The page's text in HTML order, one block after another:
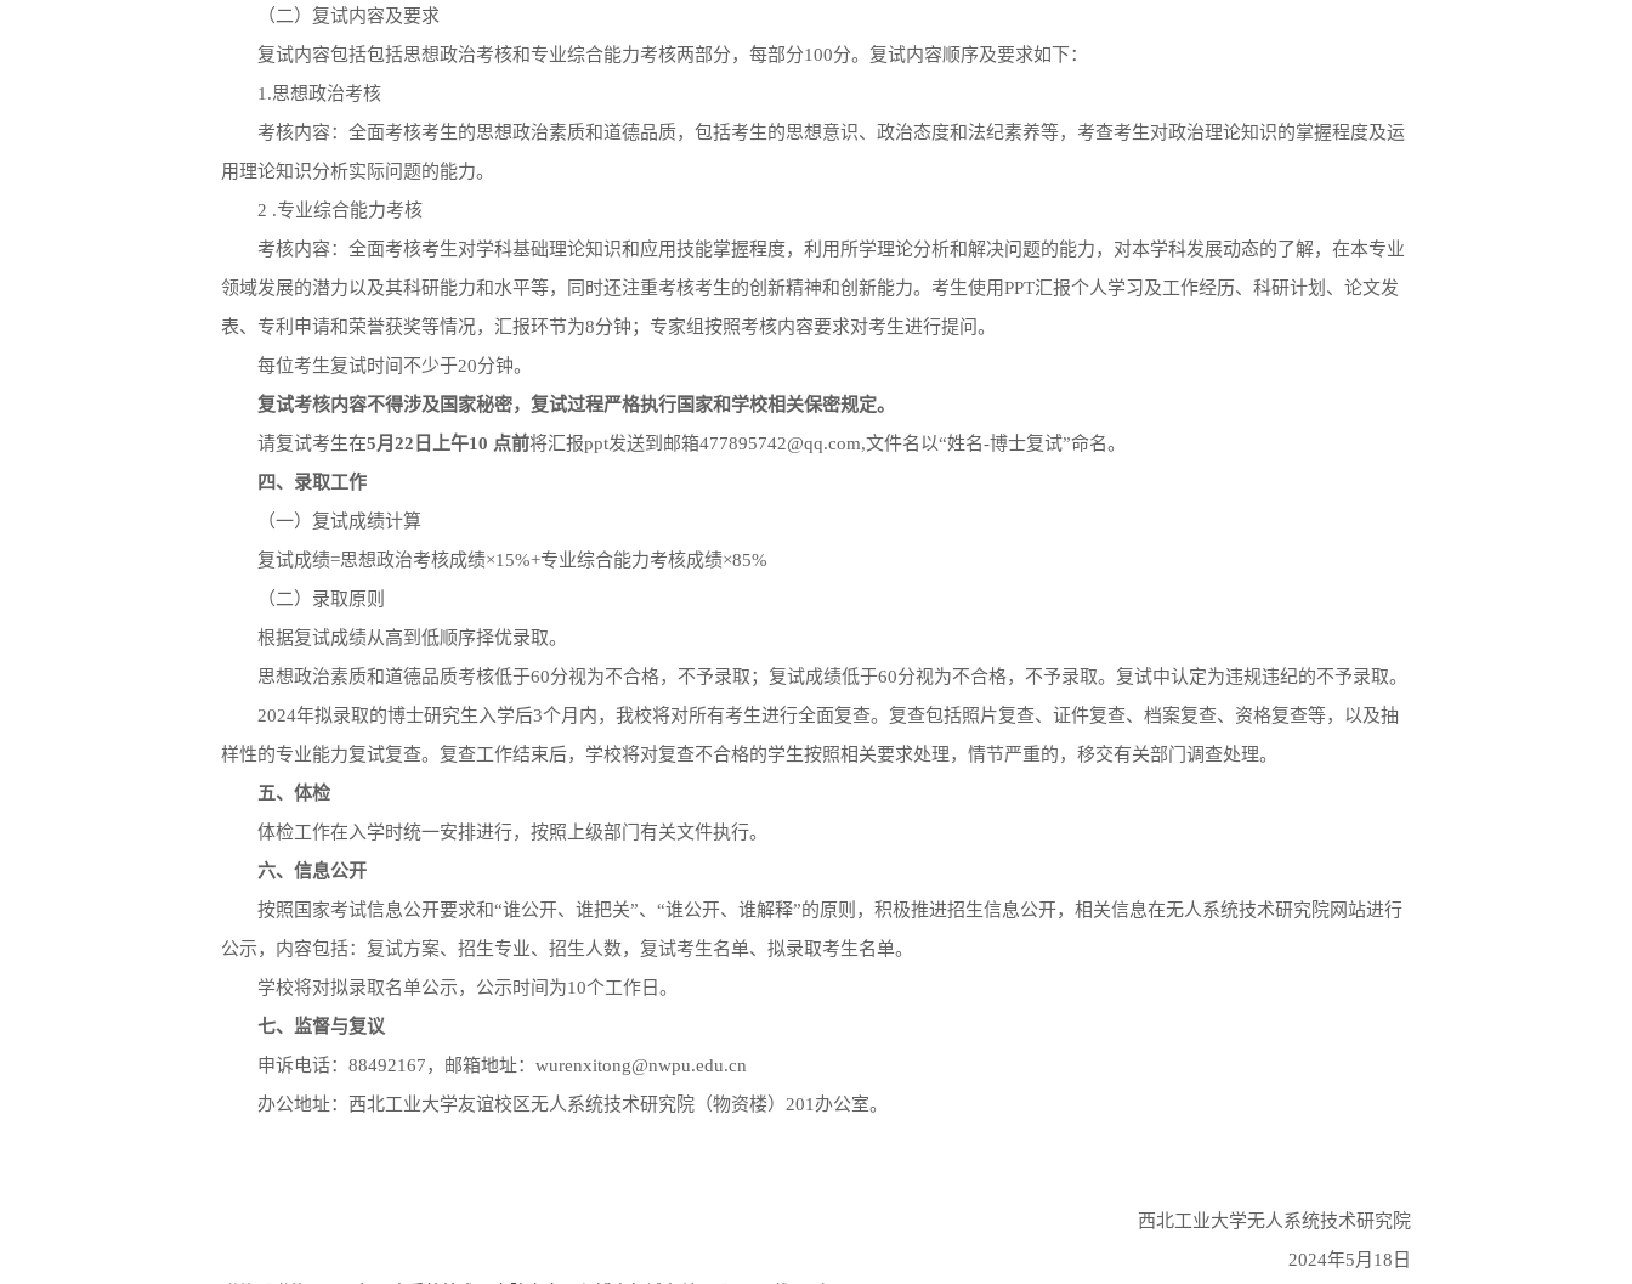
（二）复试内容及要求
复试内容包括包括思想政治考核和专业综合能力考核两部分，每部分100分。复试内容顺序及要求如下：
1.思想政治考核
考核内容：全面考核考生的思想政治素质和道德品质，包括考生的思想意识、政治态度和法纪素养等，考查考生对政治理论知识的掌握程度及运
用理论知识分析实际问题的能力。
2 .专业综合能力考核
考核内容：全面考核考生对学科基础理论知识和应用技能掌握程度，利用所学理论分析和解决问题的能力，对本学科发展动态的了解，在本专业
领域发展的潜力以及其科研能力和水平等，同时还注重考核考生的创新精神和创新能力。考生使用PPT汇报个人学习及工作经历、科研计划、论文发
表、专利申请和荣誉获奖等情况，汇报环节为8分钟；专家组按照考核内容要求对考生进行提问。
每位考生复试时间不少于20分钟。
复试考核内容不得涉及国家秘密，复试过程严格执行国家和学校相关保密规定。
请复试考生在5月22日上午10 点前将汇报ppt发送到邮箱477895742@qq.com,文件名以“姓名-博士复试”命名。
四、录取工作
（一）复试成绩计算
复试成绩=思想政治考核成绩×15%+专业综合能力考核成绩×85%
（二）录取原则
根据复试成绩从高到低顺序择优录取。
思想政治素质和道德品质考核低于60分视为不合格，不予录取；复试成绩低于60分视为不合格，不予录取。复试中认定为违规违纪的不予录取。
2024年拟录取的博士研究生入学后3个月内，我校将对所有考生进行全面复查。复查包括照片复查、证件复查、档案复查、资格复查等，以及抽
样性的专业能力复试复查。复查工作结束后，学校将对复查不合格的学生按照相关要求处理，情节严重的，移交有关部门调查处理。
五、体检
体检工作在入学时统一安排进行，按照上级部门有关文件执行。
六、信息公开
按照国家考试信息公开要求和“谁公开、谁把关”、“谁公开、谁解释”的原则，积极推进招生信息公开，相关信息在无人系统技术研究院网站进行
公示，内容包括：复试方案、招生专业、招生人数，复试考生名单、拟录取考生名单。
学校将对拟录取名单公示，公示时间为10个工作日。
七、监督与复议
申诉电话：88492167，邮箱地址：wurenxitong@nwpu.edu.cn
办公地址：西北工业大学友谊校区无人系统技术研究院（物资楼）201办公室。
西北工业大学无人系统技术研究院
2024年5月18日